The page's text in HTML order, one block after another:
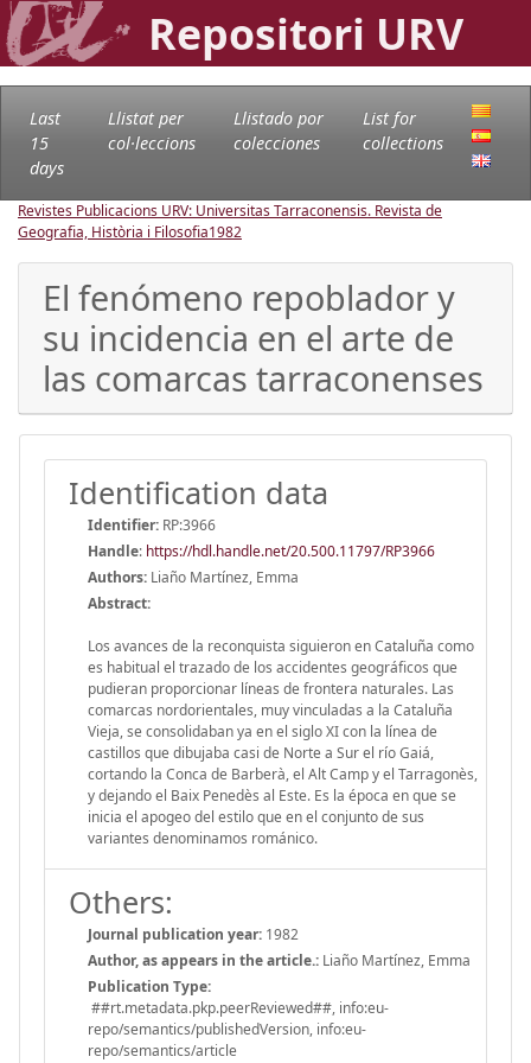
Repositori URV
Last
15
days
Llistat per
col·leccions
Llistado por
colecciones
List for
collections
Revistes Publicacions URV: Universitas Tarraconensis. Revista de
Geografia, Història i Filosofia1982
El fenómeno repoblador y
su incidencia en el arte de
las comarcas tarraconenses
Identification data
Identifier: RP:3966
Handle: https://hdl.handle.net/20.500.11797/RP3966
Authors: Liaño Martínez, Emma
Abstract:
Los avances de la reconquista siguieron en Cataluña como
es habitual el trazado de los accidentes geográficos que
pudieran proporcionar líneas de frontera naturales. Las
comarcas nordorientales, muy vinculadas a la Cataluña
Vieja, se consolidaban ya en el siglo XI con la línea de
castillos que dibujaba casi de Norte a Sur el río Gaiá,
cortando la Conca de Barberà, el Alt Camp y el Tarragonès,
y dejando el Baix Penedès al Este. Es la época en que se
inicia el apogeo del estilo que en el conjunto de sus
variantes denominamos románico.
Others:
Journal publication year: 1982
Author, as appears in the article.: Liaño Martínez, Emma
Publication Type:
##rt.metadata.pkp.peerReviewed##, info:eu-
repo/semantics/publishedVersion, info:eu-
repo/semantics/article